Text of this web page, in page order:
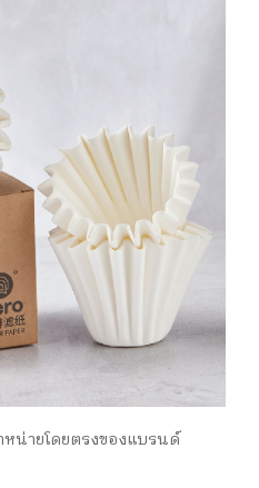
น่ายโดยตรงของแบรนด์